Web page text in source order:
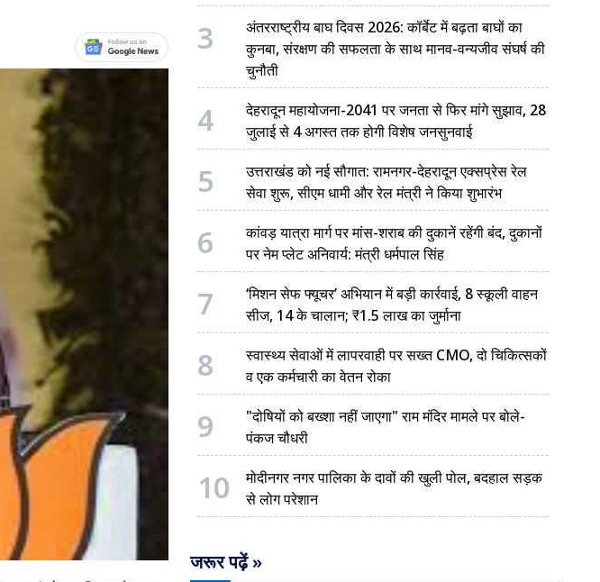
3
अंतरराष्ट्रीय बाघ दिवस 2026: कॉर्बेट में बढ़ता बाघों का
कुनबा, संरक्षण की सफलता के साथ मानव-वन्यजीव संघर्ष की
चुनौती
4
देहरादून महायोजना-2041 पर जनता से फिर मांगे सुझाव, 28
जुलाई से 4 अगस्त तक होगी विशेष जनसुनवाई
5
उत्तराखंड को नई सौगात: रामनगर-देहरादून एक्सप्रेस रेल
सेवा शुरू, सीएम धामी और रेल मंत्री ने किया शुभारंभ
6
कांवड़ यात्रा मार्ग पर मांस-शराब की दुकानें रहेंगी बंद, दुकानों
पर नेम प्लेट अनिवार्य: मंत्री धर्मपाल सिंह
7
‘मिशन सेफ फ्यूचर’ अभियान में बड़ी कार्रवाई, 8 स्कूली वाहन
सीज, 14 के चालान; ₹1.5 लाख का जुर्माना
8
स्वास्थ्य सेवाओं में लापरवाही पर सख्त CMO, दो चिकित्सकों
व एक कर्मचारी का वेतन रोका
9
"दोषियों को बख्शा नहीं जाएगा" राम मंदिर मामले पर बोले-
पंकज चौधरी
10
मोदीनगर नगर पालिका के दावों की खुली पोल, बदहाल सड़क
से लोग परेशान
जरूर पढ़ें »